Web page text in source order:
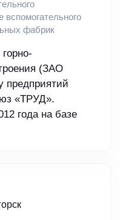
вспомогательного
фабрик
(ЗАО
предприятий
«ТРУД».
года на базе